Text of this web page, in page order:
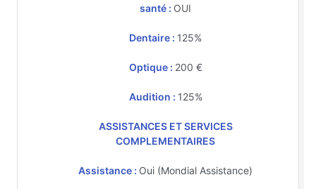
santé : OUI
Dentaire : 125%
Optique : 200 €
Audition : 125%
ASSISTANCES ET SERVICES
COMPLEMENTAIRES
Assistance : Oui (Mondial Assistance)